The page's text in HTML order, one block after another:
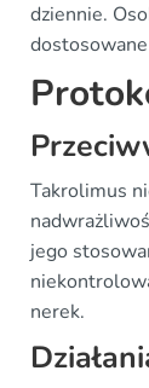
dziennie.
Takrolimus
jego
nerek.